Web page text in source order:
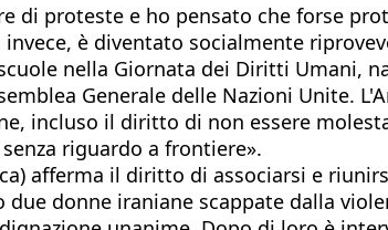
di proteste e ho pensato che forse
è diventato socialmente
nella Giornata dei Diritti Umani,
Generale delle Nazioni Unite.
incluso il diritto di non essere
riguardo a frontiere».
afferma il diritto di associarsi e
donne iraniane scappate dalla